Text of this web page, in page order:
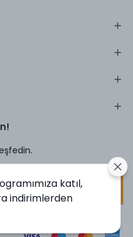
katıl,
indirimlerden